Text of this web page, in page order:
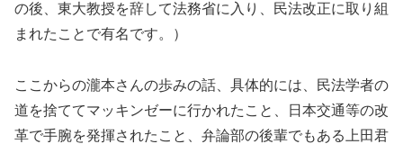
の後、東大教授を辞して法務省に入り、民法改正に取り組
まれたことで有名です。）
ここからの瀧本さんの歩みの話、具体的には、民法学者の
道を捨ててマッキンゼーに行かれたこと、日本交通等の改
革で手腕を発揮されたこと、弁論部の後輩でもある上田君